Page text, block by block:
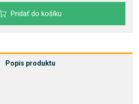
Pridať do košíku
Popis produktu